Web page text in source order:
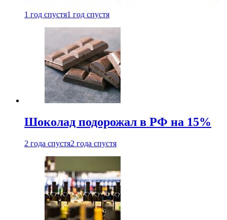
1 год спустя1 год спустя
Шоколад подорожал в РФ на 15%
2 года спустя2 года спустя